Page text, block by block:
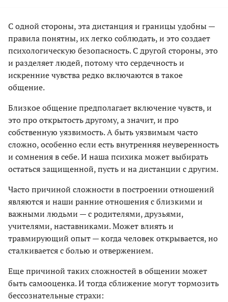
С одной стороны, эта дистанция и границы удобны —
правила понятны, их легко соблюдать, и это создает
психологическую безопасность. С другой стороны, это
и разделяет людей, потому что сердечность и
искренние чувства редко включаются в такое
общение.
Близкое общение предполагает включение чувств, и
это про открытость другому, а значит, и про
собственную уязвимость. А быть уязвимым часто
сложно, особенно если есть внутренняя неуверенность
и сомнения в себе. И наша психика может выбирать
остаться защищенной, пусть и на дистанции с другим.
Часто причиной сложности в построении отношений
являются и наши ранние отношения с близкими и
важными людьми — с родителями, друзьями,
учителями, наставниками. Может влиять и
травмирующий опыт — когда человек открывается, но
сталкивается с болью и отвержением.
Еще причиной таких сложностей в общении может
быть самооценка. И тогда сближение могут тормозить
бессознательные страхи: